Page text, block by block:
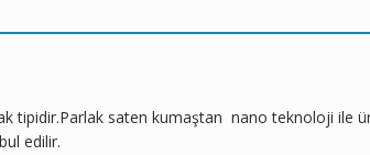
tipidir.Parlak saten kumaştan nano teknoloji ile
edilir.